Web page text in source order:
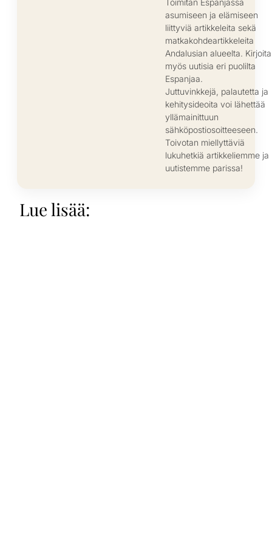
Toimitan Espanjassa
asumiseen ja elämiseen
liittyviä artikkeleita sekä
matkakohdeartikkeleita
Andalusian alueelta.
myös uutisia eri puolilta
Espanjaa.
Juttuvinkkejä, palautetta ja
kehitysideoita voi lähettää
yllämainittuun
sähköpostiosoitteeseen.
Toivotan miellyttäviä
lukuhetkiä artikkeliemme ja
uutistemme parissa!
Lue lisää: